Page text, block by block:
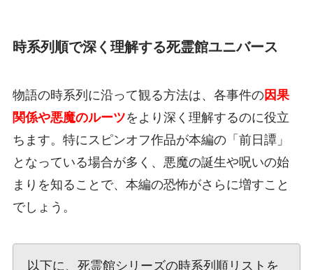
時系列順で深く理解する死霊館ユニバース
物語の時系列に沿って観る方法は、各事件の因果
関係や悪魔のルーツをより深く理解するのに役立
ちます。特にスピンオフ作品が本編の「前日譚」
となっている場合が多く、悪魔の誕生や呪いの始
まりを知ることで、本編の恐怖がさらに増すこと
でしょう。
以下に、死霊館シリーズの時系列順リストを